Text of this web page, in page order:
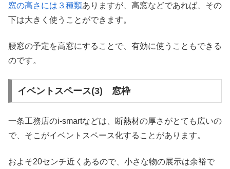
窓の高さには３種類ありますが、高窓などであれば、その
下は大きく使うことができます。
腰窓の予定を高窓にすることで、有効に使うこともできる
のです。
イベントスペース(3) 窓枠
一条工務店のi-smartなどは、断熱材の厚さがとても広いの
で、そこがイベントスペース化することがあります。
およそ20センチ近くあるので、小さな物の展示は余裕で